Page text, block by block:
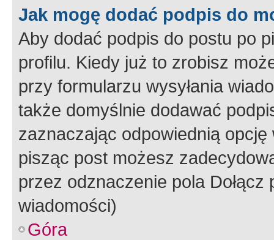
Jak mogę dodać podpis do
Aby dodać podpis do postu po
profilu. Kiedy już to zrobisz
przy formularzu wysyłania
także domyślnie dodawać
zaznaczając odpowiednią
pisząc post możesz
przez odznaczenie pola
wiadomości)
Góra